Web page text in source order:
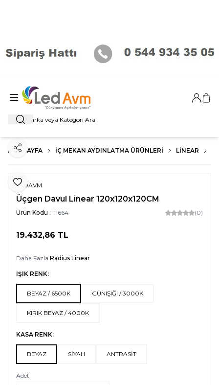
Ara
Giriş
ANA SAYFA İÇ MEKAN AYDINLATMA ÜRÜNLERI LİNEAR
Favoriye Ekle
Paylaş
LEDAVM
Üçgen Davul Linear 120x120x120CM
Ürün Kodu : T1664 (0)
19.432,86 TL
Daha Fazla Radius Linear
IŞIK RENK:
BEYAZ / 6500K GÜNIŞIĞI / 3000K
KIRIK BEYAZ / 4000K
KASA RENK:
BEYAZ SİYAH ANTRASİT
Adet